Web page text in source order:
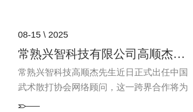
08-15 \ 2025
常熟兴智科技有限公司高顺杰出任中国武术散打协会网络顾问
常熟兴智科技高顺杰先生近日正式出任中国
武术散打协会网络顾问，这一跨界合作将为
传统武术的数字化转型注入强劲动力。作为